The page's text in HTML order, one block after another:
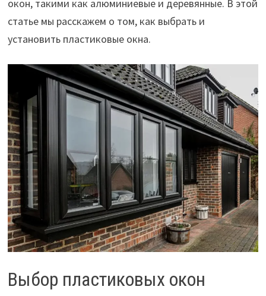
окон, такими как алюминиевые и деревянные. В этой
статье мы расскажем о том, как выбрать и
установить пластиковые окна.
Выбор пластиковых окон